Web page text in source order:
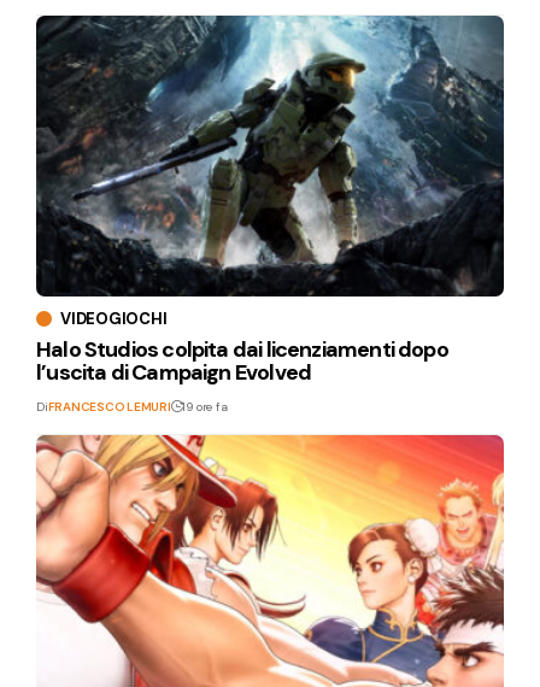
VIDEOGIOCHI
Halo Studios colpita dai licenziamenti dopo
l’uscita di Campaign Evolved
DiFRANCESCO LEMURI 19 ore fa